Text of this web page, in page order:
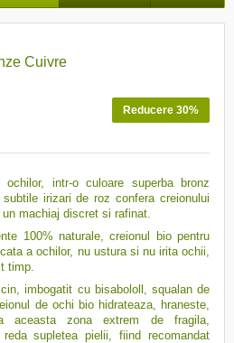
PRET REDUS
Cuivre
Reducere 30%
intr-o culoare superba bronz
irizari de roz confera creionului
machiaj discret si rafinat.
100% naturale, creionul bio pentru
a ochilor, nu ustura si nu irita ochii,
timp.
imbogatit cu bisabololl, squalan de
de ochi bio hidrateaza, hraneste,
aceasta zona extrem de fragila,
supletea pielii, fiind recomandat